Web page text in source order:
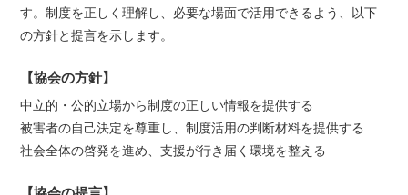
す。制度を正しく理解し、必要な場面で活用できるよう、以下
の方針と提言を示します。
【協会の方針】
中立的・公的立場から制度の正しい情報を提供する
被害者の自己決定を尊重し、制度活用の判断材料を提供する
社会全体の啓発を進め、支援が行き届く環境を整える